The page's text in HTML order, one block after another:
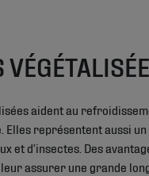
aident au
Elles représentent aussi
et d’insectes. Des
assurer une grande